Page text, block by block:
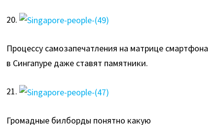
20.
Процессу самозапечатления на матрице смартфона
в Сингапуре даже ставят памятники.
21.
Громадные билборды понятно какую